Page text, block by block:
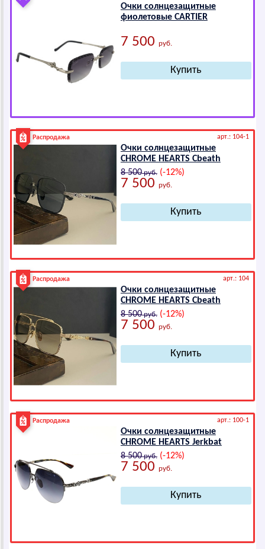
Очки солнцезащитные
фиолетовые САRTIЕR
7 500 руб.
Распродажа арт.: 104-1
Очки солнцезащитные
СНRОМЕ НЕАRТS Cbeath
8 500руб.(-12%)
7 500 руб.
Распродажа арт.: 104
Очки солнцезащитные
СНRОМЕ НЕАRТS Cbeath
8 500руб.(-12%)
7 500 руб.
Распродажа арт.: 100-1
Очки солнцезащитные
СНRОМЕ НЕАRТS Jerkbat
8 500руб.(-12%)
7 500 руб.